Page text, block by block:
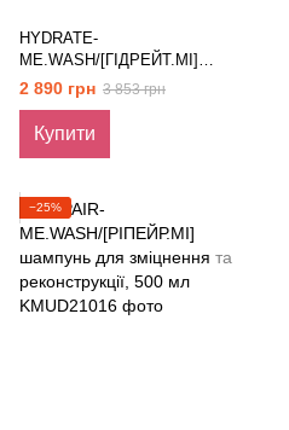
HYDRATE-
ME.WASH/[ГІДРЕЙТ.МІ]
шампунь для інтенсивного
зволоження, 500 мл
2 890 грн 3 853 грн
Купити
−25%